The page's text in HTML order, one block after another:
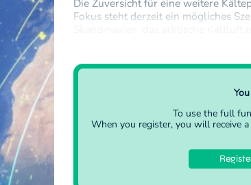
Fokus steht derzeit ein mögliches
To use the full
When you register, you will receive